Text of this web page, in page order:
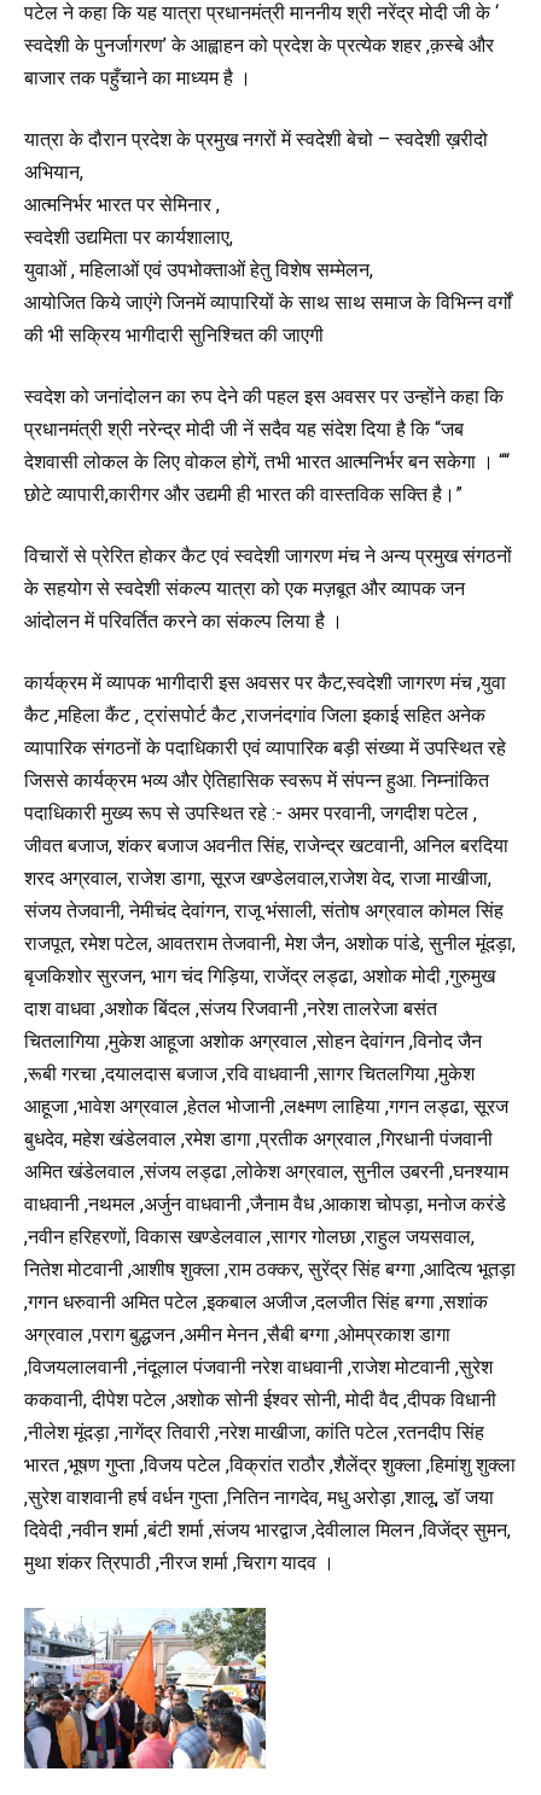
पटेल ने कहा कि यह यात्रा प्रधानमंत्री माननीय श्री नरेंद्र मोदी जी के ‘
स्वदेशी के पुनर्जागरण’ के आह्वाहन को प्रदेश के प्रत्येक शहर ,क़स्बे और
बाजार तक पहुँचाने का माध्यम है ।
यात्रा के दौरान प्रदेश के प्रमुख नगरों में स्वदेशी बेचो – स्वदेशी ख़रीदो
अभियान,
आत्मनिर्भर भारत पर सेमिनार ,
स्वदेशी उद्यमिता पर कार्यशालाए,
युवाओं , महिलाओं एवं उपभोक्ताओं हेतु विशेष सम्मेलन,
आयोजित किये जाएंगे जिनमें व्यापारियों के साथ साथ समाज के विभिन्न वर्गों
की भी सक्रिय भागीदारी सुनिश्चित की जाएगी
स्वदेश को जनांदोलन का रुप देने की पहल इस अवसर पर उन्होंने कहा कि
प्रधानमंत्री श्री नरेन्द्र मोदी जी नें सदैव यह संदेश दिया है कि “जब
देशवासी लोकल के लिए वोकल होगें, तभी भारत आत्मनिर्भर बन सकेगा । ““
छोटे व्यापारी,कारीगर और उद्यमी ही भारत की वास्तविक सक्ति है।”
विचारों से प्रेरित होकर कैट एवं स्वदेशी जागरण मंच ने अन्य प्रमुख संगठनों
के सहयोग से स्वदेशी संकल्प यात्रा को एक मज़बूत और व्यापक जन
आंदोलन में परिवर्तित करने का संकल्प लिया है ।
कार्यक्रम में व्यापक भागीदारी इस अवसर पर कैट,स्वदेशी जागरण मंच ,युवा
कैट ,महिला कैंट , ट्रांसपोर्ट कैट ,राजनंदगांव जिला इकाई सहित अनेक
व्यापारिक संगठनों के पदाधिकारी एवं व्यापारिक बड़ी संख्या में उपस्थित रहे
जिससे कार्यक्रम भव्य और ऐतिहासिक स्वरूप में संपन्न हुआ. निम्नांकित
पदाधिकारी मुख्य रूप से उपस्थित रहे :- अमर परवानी, जगदीश पटेल ,
जीवत बजाज, शंकर बजाज अवनीत सिंह, राजेन्द्र खटवानी, अनिल बरदिया
शरद अग्रवाल, राजेश डागा, सूरज खण्डेलवाल,राजेश वेद, राजा माखीजा,
संजय तेजवानी, नेमीचंद देवांगन, राजू भंसाली, संतोष अग्रवाल कोमल सिंह
राजपूत, रमेश पटेल, आवतराम तेजवानी, मेश जैन, अशोक पांडे, सुनील मूंदड़ा,
बृजकिशोर सुरजन, भाग चंद गिड़िया, राजेंद्र लड्ढा, अशोक मोदी ,गुरुमुख
दाश वाधवा ,अशोक बिंदल ,संजय रिजवानी ,नरेश तालरेजा बसंत
चितलागिया ,मुकेश आहूजा अशोक अग्रवाल ,सोहन देवांगन ,विनोद जैन
,रूबी गरचा ,दयालदास बजाज ,रवि वाधवानी ,सागर चितलगिया ,मुकेश
आहूजा ,भावेश अग्रवाल ,हेतल भोजानी ,लक्ष्मण लाहिया ,गगन लड्ढा, सूरज
बुधदेव, महेश खंडेलवाल ,रमेश डागा ,प्रतीक अग्रवाल ,गिरधानी पंजवानी
अमित खंडेलवाल ,संजय लड्ढा ,लोकेश अग्रवाल, सुनील उबरनी ,घनश्याम
वाधवानी ,नथमल ,अर्जुन वाधवानी ,जैनाम वैध ,आकाश चोपड़ा, मनोज करंडे
,नवीन हरिहरणों, विकास खण्डेलवाल ,सागर गोलछा ,राहुल जयसवाल,
नितेश मोटवानी ,आशीष शुक्ला ,राम ठक्कर, सुरेंद्र सिंह बग्गा ,आदित्य भूतड़ा
,गगन धरुवानी अमित पटेल ,इकबाल अजीज ,दलजीत सिंह बग्गा ,सशांक
अग्रवाल ,पराग बुद्धजन ,अमीन मेनन ,सैबी बग्गा ,ओमप्रकाश डागा
,विजयलालवानी ,नंदूलाल पंजवानी नरेश वाधवानी ,राजेश मोटवानी ,सुरेश
ककवानी, दीपेश पटेल ,अशोक सोनी ईश्वर सोनी, मोदी वैद ,दीपक विधानी
,नीलेश मूंदड़ा ,नागेंद्र तिवारी ,नरेश माखीजा, कांति पटेल ,रतनदीप सिंह
भारत ,भूषण गुप्ता ,विजय पटेल ,विक्रांत राठौर ,शैलेंद्र शुक्ला ,हिमांशु शुक्ला
,सुरेश वाशवानी हर्ष वर्धन गुप्ता ,नितिन नागदेव, मधु अरोड़ा ,शालू, डॉ जया
दिवेदी ,नवीन शर्मा ,बंटी शर्मा ,संजय भारद्वाज ,देवीलाल मिलन ,विजेंद्र सुमन,
मुथा शंकर त्रिपाठी ,नीरज शर्मा ,चिराग यादव ।